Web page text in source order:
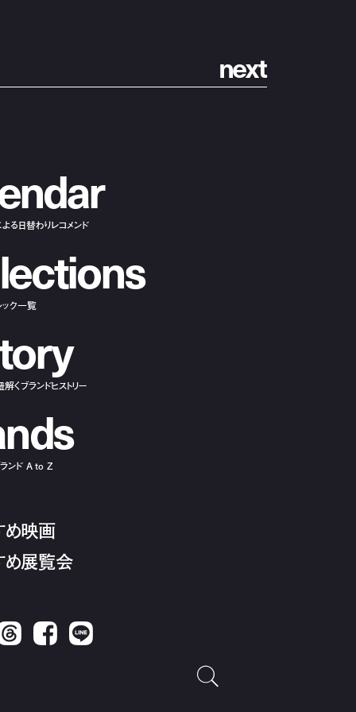
next
ndar
る日替わりレコメンド
ections
ック一覧
ory
くブランドヒストリー
nds
ランド A to Z
映画
展覧会
Facebook LINE